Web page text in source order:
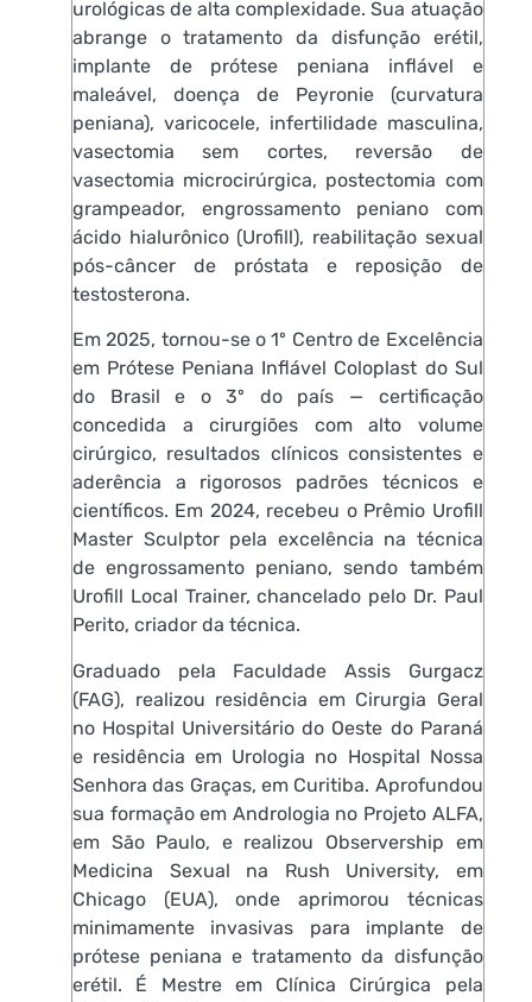
urológicas de alta complexidade. Sua atuação
abrange o tratamento da disfunção erétil,
implante de prótese peniana inflável e
maleável, doença de Peyronie (curvatura
peniana), varicocele, infertilidade masculina,
vasectomia sem cortes, reversão de
vasectomia microcirúrgica, postectomia com
grampeador, engrossamento peniano com
ácido hialurônico (Urofill), reabilitação sexual
pós-câncer de próstata e reposição de
testosterona.
Em 2025, tornou-se o 1º Centro de Excelência
em Prótese Peniana Inflável Coloplast do Sul
do Brasil e o 3º do país — certificação
concedida a cirurgiões com alto volume
cirúrgico, resultados clínicos consistentes e
aderência a rigorosos padrões técnicos e
científicos. Em 2024, recebeu o Prêmio Urofill
Master Sculptor pela excelência na técnica
de engrossamento peniano, sendo também
Urofill Local Trainer, chancelado pelo Dr. Paul
Perito, criador da técnica.
Graduado pela Faculdade Assis Gurgacz
(FAG), realizou residência em Cirurgia Geral
no Hospital Universitário do Oeste do Paraná
e residência em Urologia no Hospital Nossa
Senhora das Graças, em Curitiba. Aprofundou
sua formação em Andrologia no Projeto ALFA,
em São Paulo, e realizou Observership em
Medicina Sexual na Rush University, em
Chicago (EUA), onde aprimorou técnicas
minimamente invasivas para implante de
prótese peniana e tratamento da disfunção
erétil. É Mestre em Clínica Cirúrgica pela